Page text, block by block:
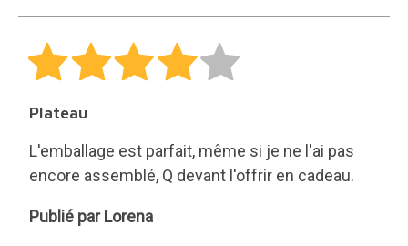
Hernández
Plateau
L'emballage est parfait, même si je ne l'ai pas
encore assemblé, Q devant l'offrir en cadeau.
Lorena
Publié par Lorena